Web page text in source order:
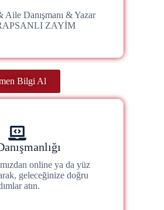
Danışmanı & Yazar
ZAYİM
Bilgi Al
online ya da yüz
geleceğinize doğru
atın.